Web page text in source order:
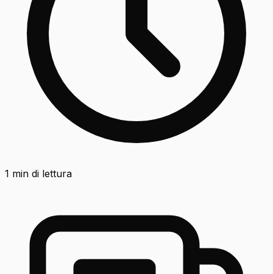
1 min di lettura